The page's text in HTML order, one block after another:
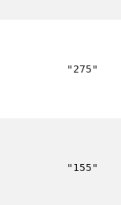
"275"
"155"